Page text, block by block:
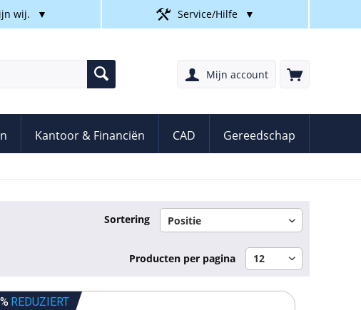
wij. ▼ Service/Hilfe ▼
Mijn account
Kantoor & Financiën CAD Gereedschap
Sortering
Producten per pagina
REDUZIERT